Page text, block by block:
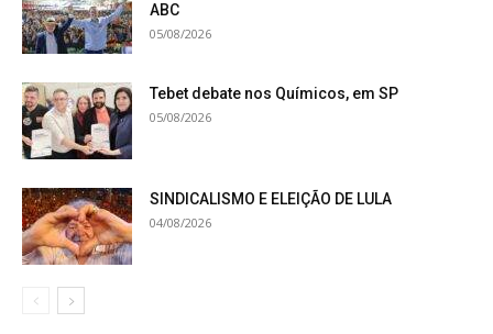
ABC
05/08/2026
Tebet debate nos Químicos, em SP
05/08/2026
SINDICALISMO E ELEIÇÃO DE LULA
04/08/2026